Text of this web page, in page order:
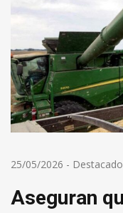
25/05/2026 -
Aseguran